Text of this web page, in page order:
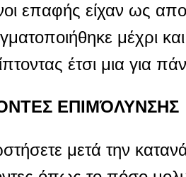
επαφής είχαν ως
μέχρι
έτσι μια για
ΕΠΙΜΌΛΥΝΣΗΣ
μετά την